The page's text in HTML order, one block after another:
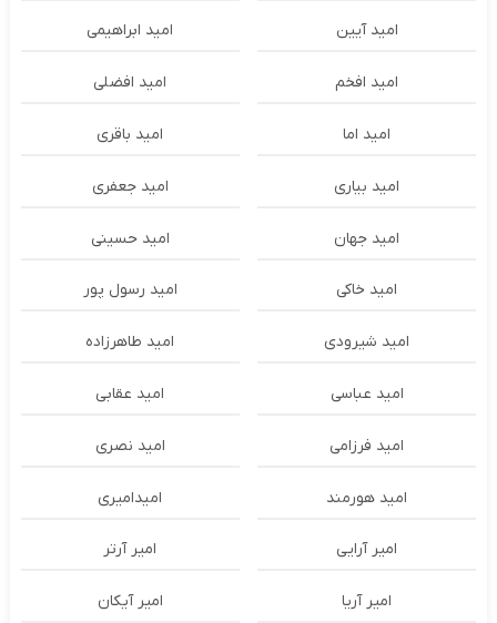
امید آیین امید ابراهیمی
امید افخم امید افضلی
امید اما امید باقری
امید بیاری امید جعفری
امید جهان امید حسینی
امید خاکی امید رسول پور
امید شیرودی امید طاهرزاده
امید عباسی امید عقابی
امید فرزامی امید نصری
امید هورمند امیدامیری
امیر آرایی امیر آرتر
امیر آریا امیر آیکان